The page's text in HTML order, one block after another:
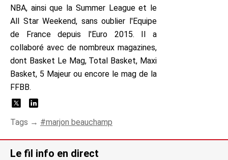
NBA, ainsi que la Summer League et le
All Star Weekend, sans oublier l'Equipe
de France depuis l'Euro 2015. Il a
collaboré avec de nombreux magazines,
dont Basket Le Mag, Total Basket, Maxi
Basket, 5 Majeur ou encore le mag de la
FFBB.
Tags → marjon beauchamp
Le fil info en direct